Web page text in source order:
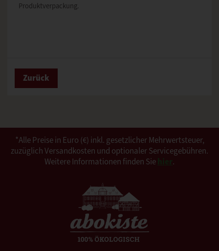
Produktverpackung.
Zurück
*Alle Preise in Euro (€) inkl. gesetzlicher Mehrwertsteuer,
zuzüglich Versandkosten und optionaler Servicegebühren.
Weitere Informationen finden Sie
.